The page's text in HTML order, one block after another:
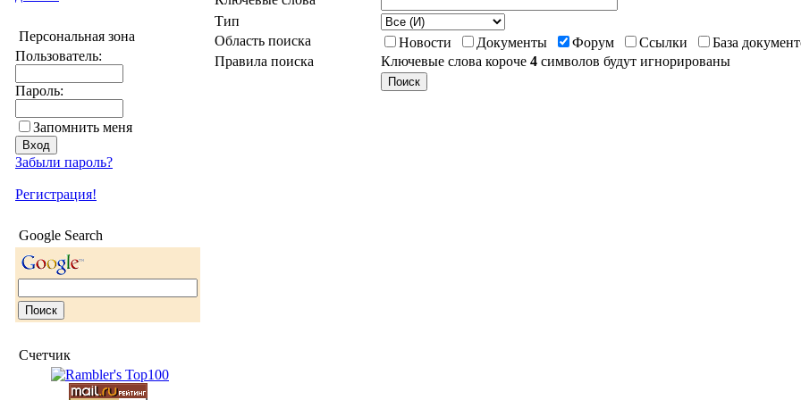
Персональная зона
Пользователь:
Пароль:
Запомнить меня
Забыли пароль?
Регистрация!
Google Search
Счетчик
Тип
Область поиска
Новости Документы Форум Ссылки
База
Правила поиска
Ключевые слова короче 4 символов будут игнорированы